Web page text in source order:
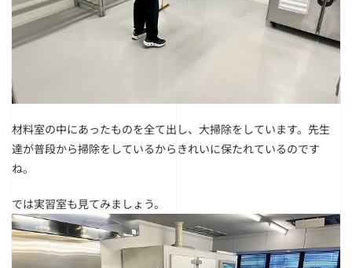
材料室の中にあったものを全て出し、大掃除をしています。 先生
達が普段から掃除をしているからきれいに保たれているのです
ね。
では実習室も見てみましょう。